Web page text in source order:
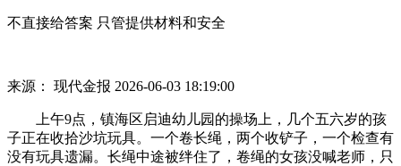
不直接给答案 只管提供材料和安全
来源： 现代金报 2026-06-03 18:19:00
上午9点，镇海区启迪幼儿园的操场上，几个五六岁的孩
子正在收拾沙坑玩具。一个卷长绳，两个收铲子，一个检查有
没有玩具遗漏。长绳中途被绊住了，卷绳的女孩没喊老师，只